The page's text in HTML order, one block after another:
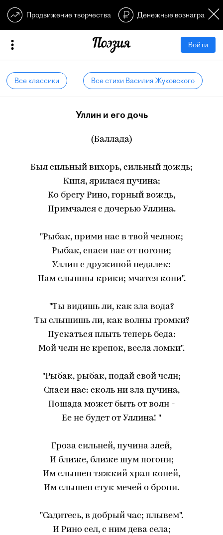
Продвижение творчества Денежные
Войти
Все классики Все стихи Василия Жуковского
Уллин и его дочь
(Баллада)
Был сильный вихорь, сильный дождь;
Кипя, ярилася пучина;
Ко брегу Рино, горный вождь,
Примчался с дочерью Уллина.
"Рыбак, прими нас в твой челнок;
Рыбак, спаси нас от погони;
Уллин с дружиной недалек:
Нам слышны крики; мчатся кони".
"Ты видишь ли, как зла вода?
Ты слышишь ли, как волны громки?
Пускаться плыть теперь беда:
Мой челн не крепок, весла ломки".
"Рыбак, рыбак, подай свой челн;
Спаси нас: сколь ни зла пучина,
Пощада может быть от волн -
Ее не будет от Уллина! "
Гроза сильней, пучина злей,
И ближе, ближе шум погони;
Им слышен тяжкий храп коней,
Им слышен стук мечей о брони.
"Садитесь, в добрый час; плывем".
И Рино сел, с ним дева села;